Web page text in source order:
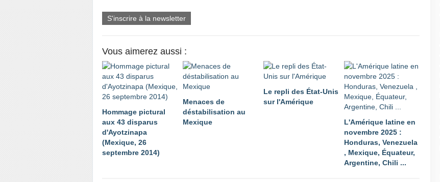
S'inscrire à la newsletter
Vous aimerez aussi :
Hommage pictural
aux 43 disparus
d'Ayotzinapa
(Mexique, 26
septembre 2014)
Menaces de
déstabilisation au
Mexique
Le repli des État-Unis
sur l'Amérique
L'Amérique latine en
novembre 2025 :
Honduras, Venezuela
, Mexique, Équateur,
Argentine, Chili ...